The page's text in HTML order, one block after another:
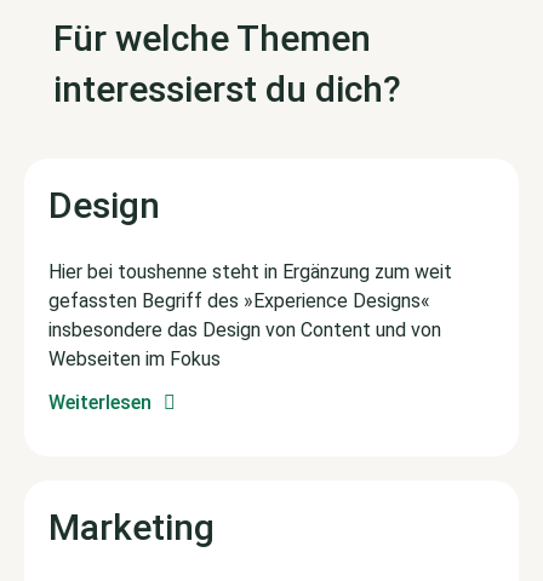
Für welche Themen
interessierst du dich?
Design
Hier bei toushenne steht in Ergänzung zum weit
gefassten Begriff des »Experience Designs«
insbesondere das Design von Content und von
Webseiten im Fokus
Weiterlesen
Marketing